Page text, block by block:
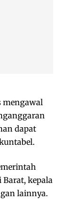
mengawal
dapat
Barat, kepala
lainnya.